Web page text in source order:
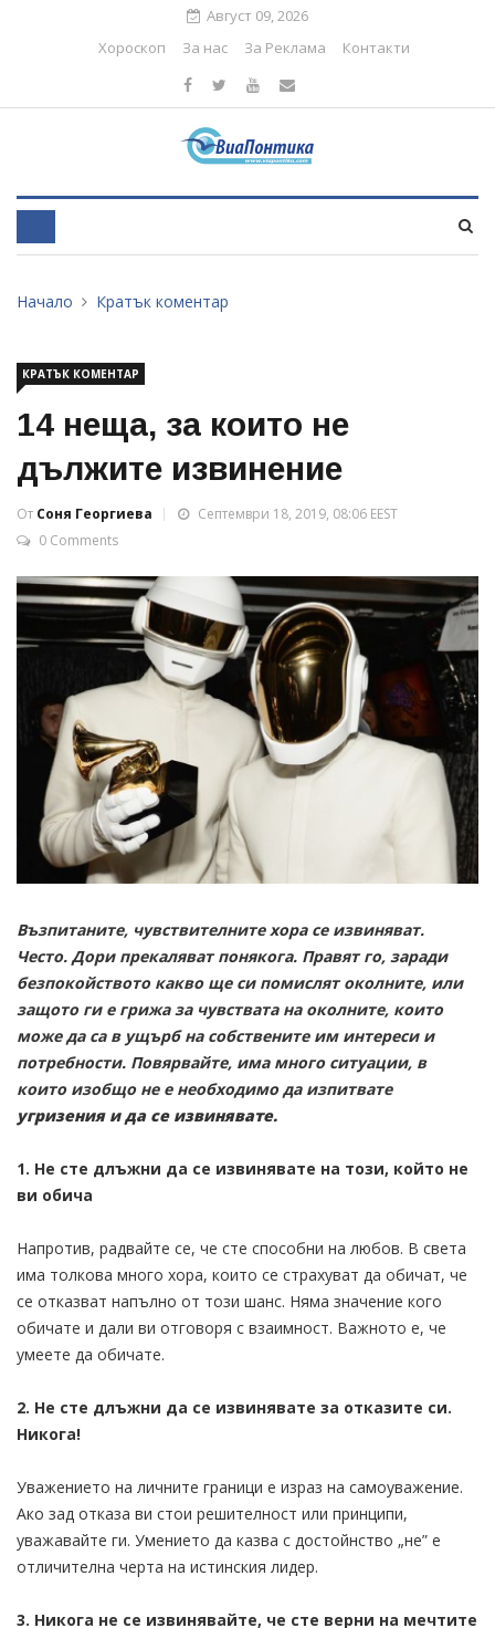
Август 09, 2026
Хороскоп
За нас За Реклама Контакти
Начало Кратък коментар
КРАТЪК КОМЕНТАР
14 неща, за които не
дължите извинение
От Соня Георгиева
Септември 18, 2019, 08:06 EEST
0 Comments
Възпитаните, чувствителните хора се извиняват.
Често. Дори прекаляват понякога. Правят го, заради
безпокойството какво ще си помислят околните, или
защото ги е грижа за чувствата на околните, които
може да са в ущърб на собствените им интереси и
потребности. Повярвайте, има много ситуации, в
които изобщо не е необходимо да изпитвате
угризения и да се извинявате.
1. Не сте длъжни да се извинявате на този, който не
ви обича
Напротив, радвайте се, че сте способни на любов. В света
има толкова много хора, които се страхуват да обичат, че
се отказват напълно от този шанс. Няма значение кого
обичате и дали ви отговоря с взаимност. Важното е, че
умеете да обичате.
2. Не сте длъжни да се извинявате за отказите си.
Никога!
Уважението на личните граници е израз на самоуважение.
Ако зад отказа ви стои решителност или принципи,
уважавайте ги. Умението да казва с достойнство „не” е
отличителна черта на истинския лидер.
3. Никога не се извинявайте, че сте верни на мечтите